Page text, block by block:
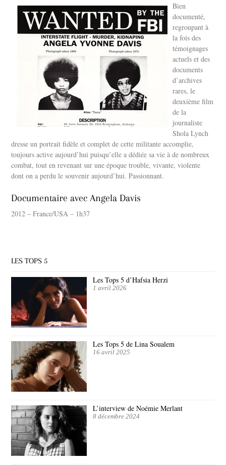
Bien
documenté,
regroupant à
la fois des
témoignages
actuels et des
documents
d’archives
rares, le
deuxième film
de la
journaliste
Shola Lynch
dresse un portrait fidèle et complet de cette militante accomplie,
toujours active aujourd’hui puisqu’elle a dédiée sa vie à de nombreux
combat, tout en revenant sur une époque trouble, vivante, violente
dont on a perdu le souvenir aujourd’hui. Passionnant.
Documentaire avec Angela Davis
2012 – France/USA – 1h37
LES TOPS 5
Les Tops 5 d’Hafsia Herzi
1 avril 2026
Les Tops 5 de Lina Soualem
16 avril 2025
L’interview de Noémie Merlant
8 décembre 2024